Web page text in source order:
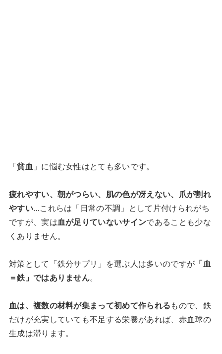
「貧血」に悩む女性はとても多いです。
疲れやすい、朝がつらい、肌の色が冴えない、爪が割れ
やすい…これらは「日常の不調」として片付けられがち
ですが、実は血が足りていないサインであることも少な
くありません。
対策として「鉄分サプリ」を選ぶ人は多いのですが 「血
＝鉄」ではありません。
血は、複数の材料が集まって初めて作られる もので、鉄
だけが充実していても不足する栄養があれば、赤血球の
生成は滞ります。